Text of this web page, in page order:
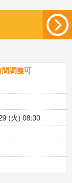
調整可
(火) 08:30